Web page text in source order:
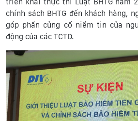
triển khai thực thi Luật BHTG năm
chính sách BHTG đến khách hàng,
góp phần củng cố niềm tin của
động của các TCTD.